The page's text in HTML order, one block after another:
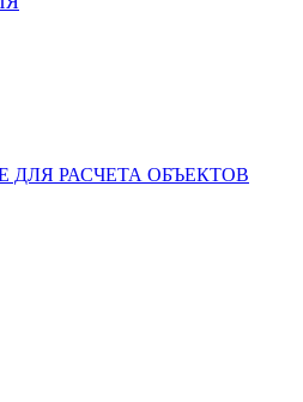
РАСЧЕТА ОБЪЕКТОВ